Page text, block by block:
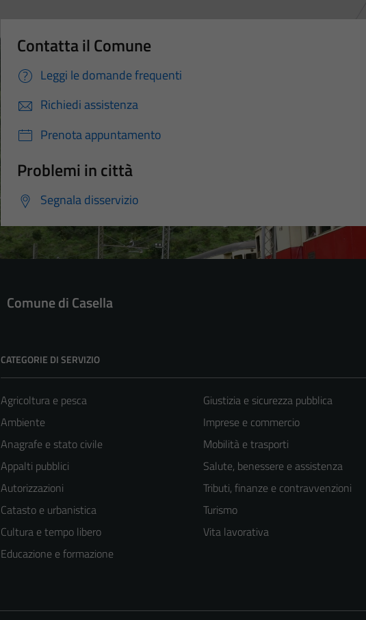
Contatta il Comune
Leggi le domande frequenti
Richiedi assistenza
Prenota appuntamento
Problemi in città
Segnala disservizio
Comune di Casella
CATEGORIE DI SERVIZIO
Agricoltura e pesca
Ambiente
Anagrafe e stato civile
Appalti pubblici
Autorizzazioni
Catasto e urbanistica
Cultura e tempo libero
Educazione e formazione
Giustizia e sicurezza pubblica
Imprese e commercio
Mobilità e trasporti
Salute, benessere e assistenza
Tributi, finanze e contravvenzioni
Turismo
Vita lavorativa